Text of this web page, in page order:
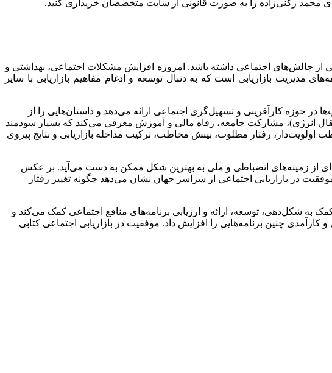
محمد رکنی‌زاده را به صورت قانونی از سایت متخصصان خریداری کنید.
از چالش‌های اجتماعی داشته باشد. امروزه افزایش مشکلات اجتماعی، بهداشتی و
مدیریت بازاریابی است که به دنبال توسعه و ادغام مفاهیم بازاریابی با سایر
حوزه کارآفرینی و تسهیل‌گری اجتماعی ارائه می‌دهد و داستان‌هایی را از
انرژی)، مشارکت جامعه، رفاه مالی و آموزش معرفی می‌کند که بسیار سودمند
اولویت‌دار، رفتار مطلوب، بینش مخاطب، ترکیب مداخله بازاریابی و نتایج پیروی
از زمینه‌های انضباطی و ملی به بهترین شکل ممکن به دست می‌آید. بر عکس
شده در حوزه بازاریابی اجتماعی که به اصول نظری و تئوری توجه شده است این کتاب با 100 داستان موفقیت در بازاریابی اجتماعی از سراسر جهان نشان می‌دهد چگونه تغییر رفتار
به شکل‌دهی، توسعه، ارائه و ارزیابی برنامه‌های منافع اجتماعی کمک می‌کند و
چنین برنامه‌هایی را افزایش داد. موفقیت در بازاریابی اجتماعی کتابی